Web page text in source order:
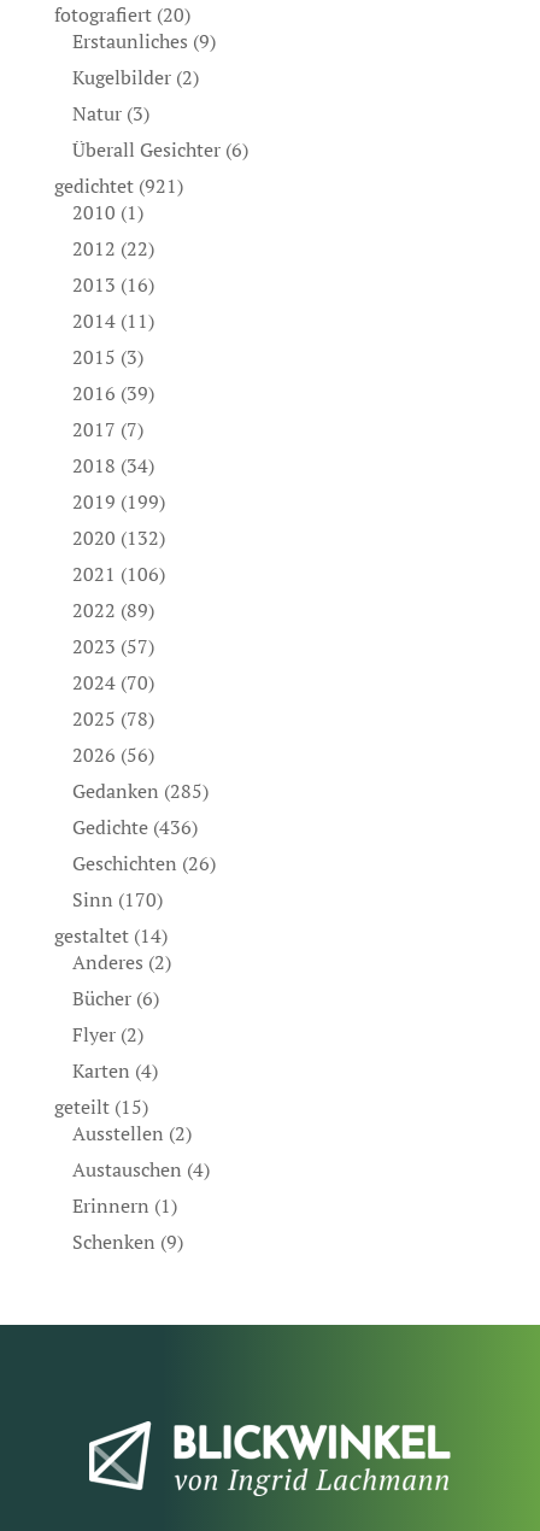
fotografiert(20)
Erstaunliches (9)
Kugelbilder(2)
Natur(3)
Überall Gesichter(6)
gedichtet(921)
2010 (1)
2012 (22)
2013 (16)
2014(11)
2015 (3)
2016 (39)
2017 (7)
2018 (34)
2019 (199)
2020 (132)
2021 (106)
2022 (89)
2023 (57)
2024(70)
2025 (78)
2026 (56)
Gedanken (285)
Gedichte(436)
Geschichten (26)
Sinn (170)
gestaltet(14)
Anderes (2)
Bücher(6)
Flyer(2)
Karten (4)
geteilt(15)
Ausstellen (2)
Austauschen (4)
Erinnern (1)
Schenken (9)